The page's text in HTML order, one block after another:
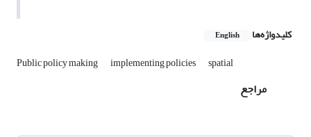
کلیدواژه‌ها English
Public policy making implementing policies spatial
مراجع